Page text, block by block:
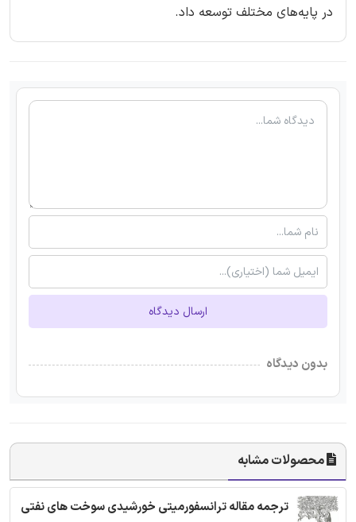
در پایه‌های مختلف توسعه داد.
ارسال دیدگاه
بدون دیدگاه
محصولات مشابه
ترجمه مقاله ترانسفورمیتی خورشیدی سوخت های نفتی